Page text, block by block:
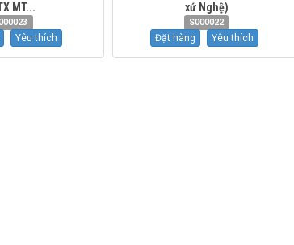
MT...
Yêu thích
xứ Nghệ)
S000022
Đặt hàng Yêu thích